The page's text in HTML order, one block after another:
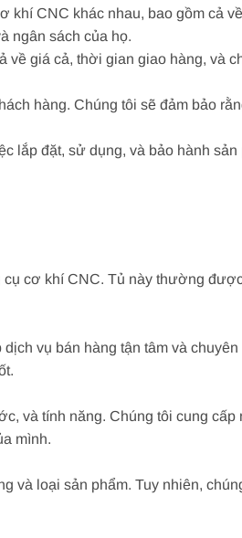
khí CNC khác nhau, bao gồm cả
ngân sách của họ.
về giá cả, thời gian giao hàng, và
hàng. Chúng tôi sẽ đảm bảo
lắp đặt, sử dụng, và bảo hành
cơ khí CNC. Tủ này thường
vụ bán hàng tận tâm và
và tính năng. Chúng tôi cung cấp
mình.
và loại sản phẩm. Tuy nhiên,